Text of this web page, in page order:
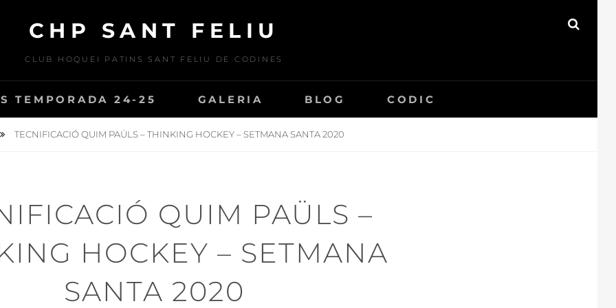
CHP SANT FELIU
CLUB HOQUEI PATINS SANT FELIU DE CODINES
TEMPORADA 24-25 GALERIA BLOG CODIC
TECNIFICACIÓ QUIM PAÜLS – THINKING HOCKEY – SETMANA SANTA 2020
QUIM PAÜLS –
HOCKEY – SETMANA
SANTA 2020